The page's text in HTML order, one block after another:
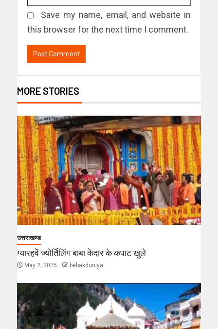
Save my name, email, and website in
this browser for the next time I comment.
MORE STORIES
उत्तराखण्ड
ग्यारहवें ज्योर्तिलिंग बाबा केदार के कपाट खुले
May 2, 2025 bebakduniya